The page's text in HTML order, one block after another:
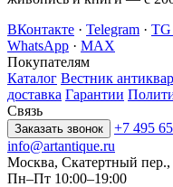
ВКонтакте · Telegram · TG
WhatsApp · MAX
Покупателям
Каталог Вестник
доставка Гарантии
Связь
Заказать звонок +7 495
info@artantique.ru
Москва, Скатертный пер.,
Пн–Пт 10:00–19:00